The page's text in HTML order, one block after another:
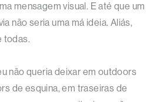
mensagem visual. E até que um
não seria uma má ideia. Aliás,
todas.
não queria deixar em outdoors
de esquina, em traseiras de